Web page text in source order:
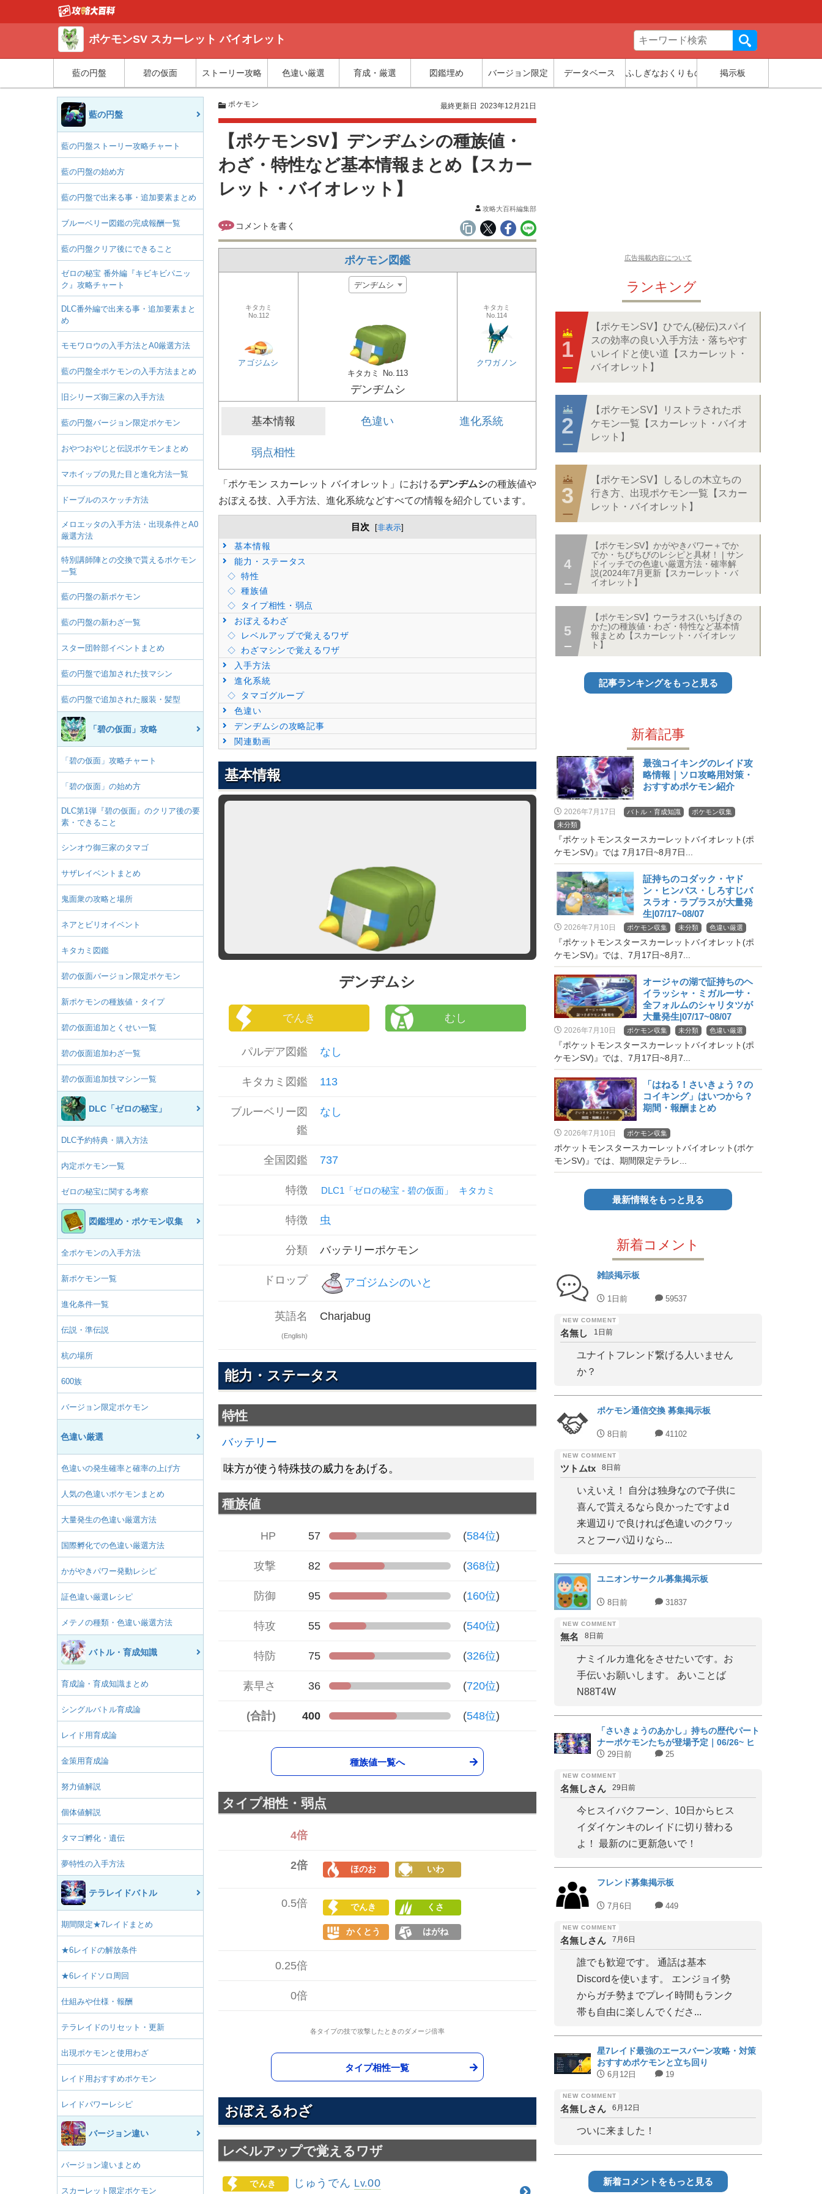
ポケモンSV スカーレット バイオレット
藍の円盤 碧の仮面 ストーリー攻略 色違い厳選 育成・厳選 図鑑埋め バージョン限定 データベース ふしぎなおくりもの 掲示板
藍の円盤
藍の円盤ストーリー攻略チャート
藍の円盤の始め方
藍の円盤で出来る事・追加要素まとめ
ブルーベリー図鑑の完成報酬一覧
藍の円盤クリア後にできること
ゼロの秘宝 番外編『キビキビパニッ
ク』攻略チャート
DLC番外編で出来る事・追加要素まと
め
モモワロウの入手方法とA0厳選方法
藍の円盤全ポケモンの入手方法まとめ
旧シリーズ御三家の入手方法
藍の円盤バージョン限定ポケモン
おやつおやじと伝説ポケモンまとめ
マホイップの見た目と進化方法一覧
ドーブルのスケッチ方法
メロエッタの入手方法・出現条件とA0
厳選方法
特別講師陣との交換で貰えるポケモン
一覧
藍の円盤の新ポケモン
藍の円盤の新わざ一覧
スター団幹部イベントまとめ
藍の円盤で追加された技マシン
藍の円盤で追加された服装・髪型
「碧の仮面」攻略
「碧の仮面」攻略チャート
「碧の仮面」の始め方
DLC第1弾『碧の仮面』のクリア後の要
素・できること
シンオウ御三家のタマゴ
サザレイベントまとめ
鬼面衆の攻略と場所
ネアとビリオイベント
キタカミ図鑑
碧の仮面バージョン限定ポケモン
新ポケモンの種族値・タイプ
碧の仮面追加とくせい一覧
碧の仮面追加わざ一覧
碧の仮面追加技マシン一覧
DLC「ゼロの秘宝」
DLC予約特典・購入方法
内定ポケモン一覧
ゼロの秘宝に関する考察
図鑑埋め・ポケモン収集
全ポケモンの入手方法
新ポケモン一覧
進化条件一覧
伝説・準伝説
杭の場所
600族
バージョン限定ポケモン
色違い厳選
色違いの発生確率と確率の上げ方
人気の色違いポケモンまとめ
大量発生の色違い厳選方法
国際孵化での色違い厳選方法
かがやきパワー発動レシピ
証色違い厳選レシピ
メテノの種類・色違い厳選方法
バトル・育成知識
育成論・育成知識まとめ
シングルバトル育成論
レイド用育成論
金策用育成論
努力値解説
個体値解説
タマゴ孵化・遺伝
夢特性の入手方法
テラレイドバトル
期間限定★7レイドまとめ
★6レイドの解放条件
★6レイドソロ周回
仕組みや仕様・報酬
テラレイドのリセット・更新
出現ポケモンと使用わざ
レイド用おすすめポケモン
レイドパワーレシピ
バージョン違い
バージョン違いまとめ
スカーレット限定ポケモン
ポケモン 最終更新日 2023年12月21日
【ポケモンSV】デンヂムシの種族値・
わざ・特性など基本情報まとめ【スカー
レット・バイオレット】
攻略大百科編集部
ポケモン図鑑
キタカミ
No.112
アゴジムシ
デンヂムシ
キタカミ No.113
デンヂムシ
キタカミ
No.114
クワガノン
基本情報 色違い 進化系統
弱点相性
「ポケモン スカーレット バイオレット」におけるデンヂムシの種族値や
おぼえる技、入手方法、進化系統などすべての情報を紹介しています。
目次 [非表示]
基本情報
能力・ステータス
特性
種族値
タイプ相性・弱点
おぼえるわざ
レベルアップで覚えるワザ
わざマシンで覚えるワザ
入手方法
進化系統
タマゴグループ
色違い
デンヂムシの攻略記事
関連動画
基本情報
デンヂムシ
でんき むし
パルデア図鑑 なし
キタカミ図鑑 113
ブルーベリー図
鑑
なし
全国図鑑 737
特徴 DLC1「ゼロの秘宝 - 碧の仮面」 キタカミ
特徴 虫
分類 バッテリーポケモン
ドロップ アゴジムシのいと
英語名
(English)
Charjabug
能力・ステータス
特性
バッテリー
味方が使う特殊技の威力をあげる。
種族値
HP 57 (584位)
攻撃 82 (368位)
防御 95 (160位)
特攻 55 (540位)
特防 75 (326位)
素早さ 36 (720位)
(合計) 400 (548位)
種族値一覧へ
タイプ相性・弱点
4倍
2倍 ほのお いわ
0.5倍 でんき くさ
かくとう はがね
0.25倍
0倍
各タイプの技で攻撃したときのダメージ倍率
タイプ相性一覧
おぼえるわざ
レベルアップで覚えるワザ
でんき じゅうでん Lv.00
広告掲載内容について
ランキング
【ポケモンSV】ひでん(秘伝)スパイ
スの効率の良い入手方法・落ちやす
いレイドと使い道【スカーレット・
バイオレット】
【ポケモンSV】リストラされたポ
ケモン一覧【スカーレット・バイオ
レット】
【ポケモンSV】しるしの木立ちの
行き方、出現ポケモン一覧【スカー
レット・バイオレット】
【ポケモンSV】かがやきパワー＋でか
でか・ちびちびのレシピと具材！ | サン
ドイッチでの色違い厳選方法・確率解
説(2024年7月更新【スカーレット・バ
イオレット】
【ポケモンSV】ウーラオス(いちげきの
かた)の種族値・わざ・特性など基本情
報まとめ【スカーレット・バイオレッ
ト】
記事ランキングをもっと見る
新着記事
最強コイキングのレイド攻
略情報｜ソロ攻略用対策・
おすすめポケモン紹介
2026年7月17日 バトル・育成知識
ポケモン収集
未分類
『ポケットモンスタースカーレットバイオレット(ポ
ケモンSV)』では 7月17日~8月7日...
証持ちのコダック・ヤド
ン・ヒンバス・しろすじバ
スラオ・ラプラスが大量発
生|07/17~08/07
2026年7月10日 ポケモン収集 未分類 色違い厳選
『ポケットモンスタースカーレットバイオレット(ポ
ケモンSV)』では、7月17日~8月7...
オージャの湖で証持ちのヘ
イラッシャ・ミガルーサ・
全フォルムのシャリタツが
大量発生|07/17~08/07
2026年7月10日 ポケモン収集 未分類 色違い厳選
『ポケットモンスタースカーレットバイオレット(ポ
ケモンSV)』では、7月17日~8月7...
「はねる！さいきょう？の
コイキング」はいつから？
期間・報酬まとめ
2026年7月10日 ポケモン収集
ポケットモンスタースカーレットバイオレット(ポケ
モンSV)』では、期間限定テラレ...
最新情報をもっと見る
新着コメント
雑談掲示板
1日前 59537
名無し 1日前
ユナイトフレンド繋げる人いません
か？
ポケモン通信交換 募集掲示板
8日前 41102
ツトムtx 8日前
いえいえ！ 自分は独身なので子供に
喜んで貰えるなら良かったですよd
来週辺りで良ければ色違いのクワッ
スとフーパ辺りなら...
ユニオンサークル募集掲示板
8日前 31837
無名 8日前
ナミイルカ進化をさせたいです。お
手伝いお願いします。 あいことば
N88T4W
「さいきょうのあかし」持ちの歴代パート
ナーポケモンたちが登場予定｜06/26~ ヒ
スイジュナイパー
29日前 25
名無しさん 29日前
今ヒスイバクフーン、10日からヒス
イダイケンキのレイドに切り替わる
よ！ 最新のに更新急いで！
フレンド募集掲示板
7月6日 449
名無しさん 7月6日
誰でも歓迎です。 通話は基本
Discordを使います。 エンジョイ勢
からガチ勢までプレイ時間もランク
帯も自由に楽しんでくださ...
星7レイド最強のエースバーン攻略・対策
おすすめポケモンと立ち回り
6月12日 19
名無しさん 6月12日
ついに来ました！
新着コメントをもっと見る